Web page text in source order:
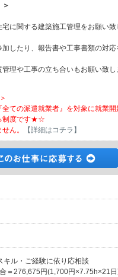
＞
に関する建築施工管理をお願い致
したり、報告書や工事書類の対
理や工事の立ち合いもお願い致し
ての派遣就業者』を対象に就業開
制度です★☆
ん。
【詳細はコチラ】
ル・ご経験に依り応相談
＝276,675円(1,700円×7.75h×21